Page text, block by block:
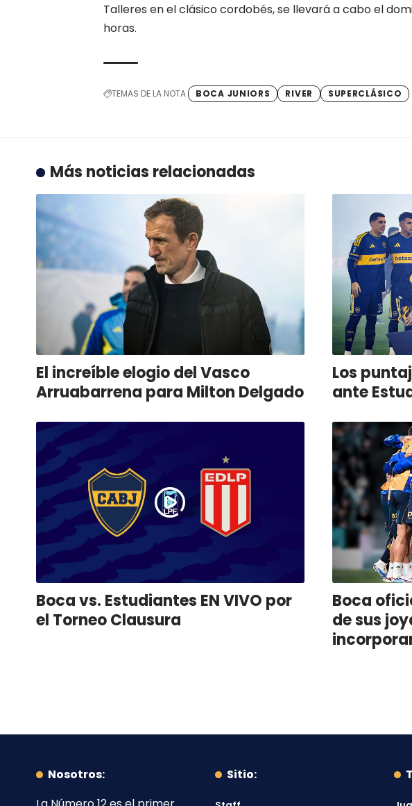
Talleres en el clásico cordobés, se llevará a cabo el
horas.
TEMAS DE LA NOTA BOCA JUNIORS RIVER SUPERCLÁSICO
Más noticias relacionadas
El increíble elogio del Vasco
Arruabarrena para Milton Delgado
Los
ante
Boca vs. Estudiantes EN VIVO por
el Torneo Clausura
Boca
de sus
Nosotros:
Sitio: